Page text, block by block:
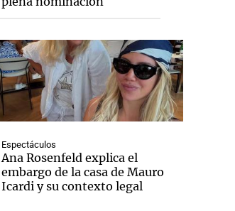
Espectáculos
Ana Rosenfeld explica el
embargo de la casa de Mauro
Icardi y su contexto legal